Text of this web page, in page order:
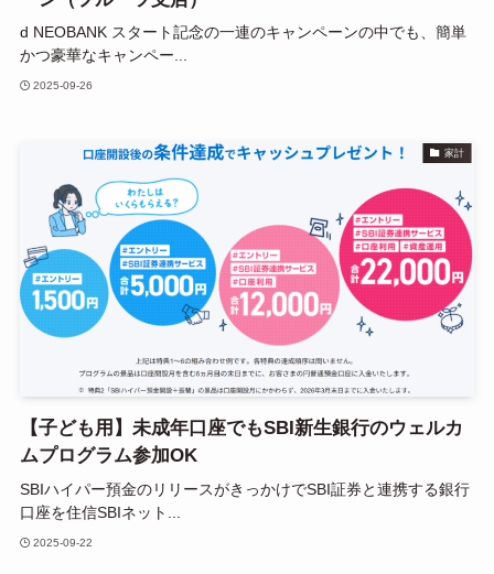
d NEOBANK スタート記念の一連のキャンペーンの中でも、簡単
かつ豪華なキャンペー...
2025-09-26
家計
【子ども用】未成年口座でもSBI新生銀行のウェルカ
ムプログラム参加OK
SBIハイパー預金のリリースがきっかけでSBI証券と連携する銀行
口座を住信SBIネット...
2025-09-22